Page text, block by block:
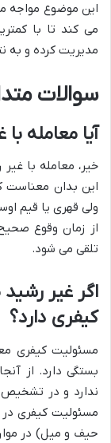
این موضوع مواجه
می کند تا با
مدیریت کرده و به
سوالات
آیا معامله
خیر، معامله با
این بدان معناست
ولی قهری یا قیم
از زمان وقوع
تلقی می شود.
اگر غیر
کیفری دارد؟
مسئولیت کیفری
بستگی دارد. از
ندارد و در تشخیص
مسئولیت کیفری
حیف و میل) در